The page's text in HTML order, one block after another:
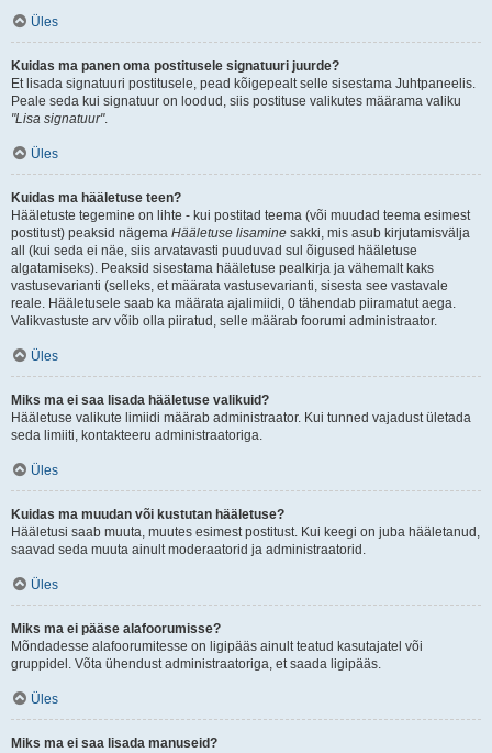
Üles
Kuidas ma panen oma postitusele signatuuri juurde?
Et lisada signatuuri postitusele, pead kõigepealt selle sisestama Juhtpaneelis.
Peale seda kui signatuur on loodud, siis postituse valikutes määrama valiku
"Lisa signatuur".
Üles
Kuidas ma hääletuse teen?
Hääletuste tegemine on lihte - kui postitad teema (või muudad teema esimest
postitust) peaksid nägema Hääletuse lisamine sakki, mis asub kirjutamisvälja
all (kui seda ei näe, siis arvatavasti puuduvad sul õigused hääletuse
algatamiseks). Peaksid sisestama hääletuse pealkirja ja vähemalt kaks
vastusevarianti (selleks, et määrata vastusevarianti, sisesta see vastavale
reale. Hääletusele saab ka määrata ajalimiidi, 0 tähendab piiramatut aega.
Valikvastuste arv võib olla piiratud, selle määrab foorumi administraator.
Üles
Miks ma ei saa lisada hääletuse valikuid?
Hääletuse valikute limiidi määrab administraator. Kui tunned vajadust ületada
seda limiiti, kontakteeru administraatoriga.
Üles
Kuidas ma muudan või kustutan hääletuse?
Hääletusi saab muuta, muutes esimest postitust. Kui keegi on juba hääletanud,
saavad seda muuta ainult moderaatorid ja administraatorid.
Üles
Miks ma ei pääse alafoorumisse?
Mõndadesse alafoorumitesse on ligipääs ainult teatud kasutajatel või
gruppidel. Võta ühendust administraatoriga, et saada ligipääs.
Üles
Miks ma ei saa lisada manuseid?